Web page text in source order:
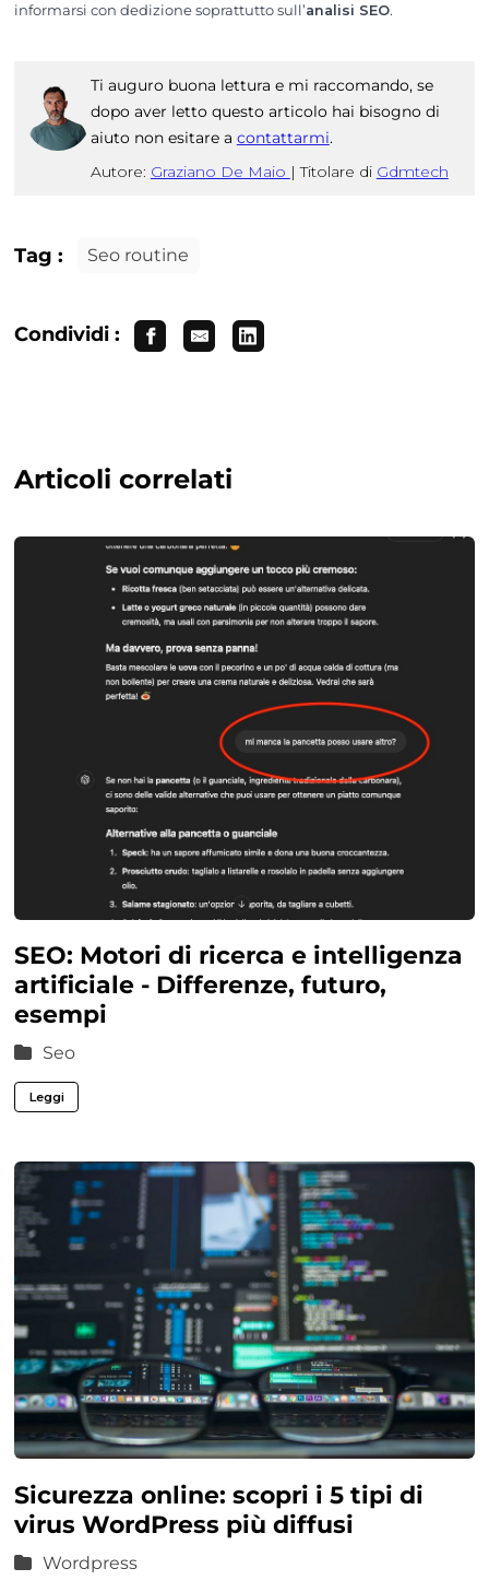
informarsi con dedizione soprattutto sull’analisi SEO.
Ti auguro buona lettura e mi raccomando, se
dopo aver letto questo articolo hai bisogno di
aiuto non esitare a contattarmi.
Autore: Graziano De Maio | Titolare di Gdmtech
Tag : Seo routine
Condividi :
Articoli correlati
SEO: Motori di ricerca e intelligenza
artificiale - Differenze, futuro,
esempi
Seo
Leggi
Sicurezza online: scopri i 5 tipi di
virus WordPress più diffusi
Wordpress